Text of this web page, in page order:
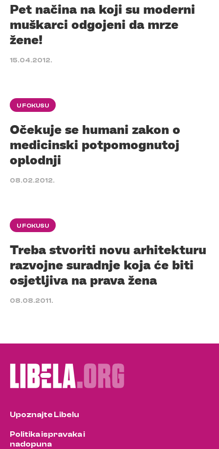
Pet načina na koji su moderni
muškarci odgojeni da mrze
žene!
15.04.2012.
U FOKUSU
Očekuje se humani zakon o
medicinski potpomognutoj
oplodnji
08.02.2012.
U FOKUSU
Treba stvoriti novu arhitekturu
razvojne suradnje koja će biti
osjetljiva na prava žena
08.08.2011.
Upoznajte Libelu
Politika ispravaka i
nadopuna